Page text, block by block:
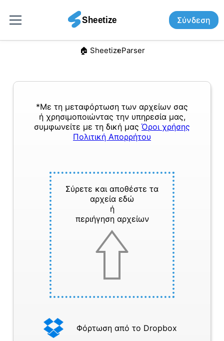
Σύνδεση
🏠︎ SheetizeParser
*Με τη μεταφόρτωση των αρχείων σας
ή χρησιμοποιώντας την υπηρεσία μας,
συμφωνείτε με τη δική μας Όροι χρήσης
Πολιτική Απορρήτου
Σύρετε και αποθέστε τα
αρχεία εδώ
ή
περιήγηση αρχείων
Φόρτωση από το Dropbox